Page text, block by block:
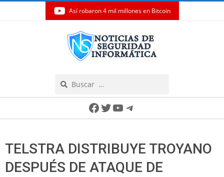
Así robaron 4 mil millones en Bitcoin
Facebook
Twitter
YouTube
Telegram
TELSTRA DISTRIBUYE TROYANO
DESPUÉS DE ATAQUE DE